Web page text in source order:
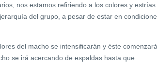
nos estamos refiriendo a los colores y estrías
del grupo, a pesar de estar en
del macho se intensificarán y éste
se irá acercando de espaldas hasta que